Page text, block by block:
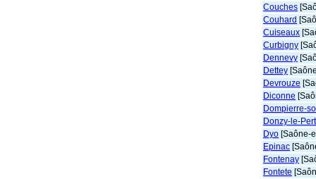
Couches
Couhard
Cuiseaux
Curbigny
Dennevy
Dettey
Devrouze
Diconne
Dompierre-
Donzy-le-
Dyo [Saône-
Epinac
Fontenay
Fontete